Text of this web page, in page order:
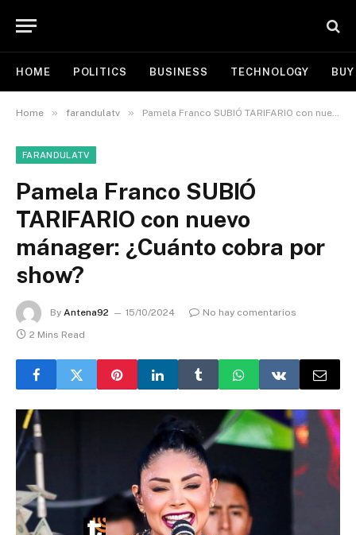
HOME POLITICS BUSINESS TECHNOLOGY
Home » farandulatv » Pamela Franco SUBIÓ TARIFARIO con nuevo mánager: ¿Cuánto cobra por show?
FARANDULATV
Pamela Franco SUBIÓ
TARIFARIO con nuevo
mánager: ¿Cuánto cobra por
show?
By Antena92 15/10/2024
No hay comentarios
2 Mins Read